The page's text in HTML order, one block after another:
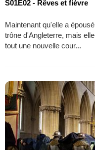
S01E02 - Rêves et fièvre
Maintenant qu'elle a
trône d'Angleterre, mais
tout une nouvelle cour...